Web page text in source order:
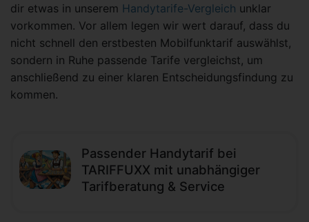
dir etwas in unserem Handytarife-Vergleich unklar
vorkommen. Vor allem legen wir wert darauf, dass du
nicht schnell den erstbesten Mobilfunktarif auswählst,
sondern in Ruhe passende Tarife vergleichst, um
anschließend zu einer klaren Entscheidungsfindung zu
kommen.
Passender Handytarif bei
TARIFFUXX mit unabhängiger
Tarifberatung & Service